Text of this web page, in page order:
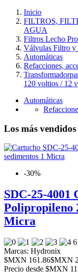
Inicio
FILTROS,
AGUA
Filtros Lecho
Válvulas Filtro y
Automáticas
Refacciones,
120 voltios / 12
Automáticas
Los más vendidos
-30%
SDC-25-
Polipropileno
Micra
Marcas: Hydronix
$MXN 161.86$MXN
Precio desde $MXN